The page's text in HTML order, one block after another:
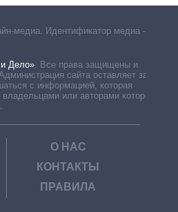
медиа. Идентификатор медиа –
Дело». Все права защищены и
сайта оставляет за
с информацией, которая
или авторами которой
О НАС
КОНТАКТЫ
ПРАВИЛА